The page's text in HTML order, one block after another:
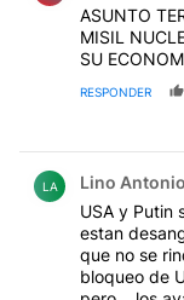
ASUNTO
MISIL
SU
RESPONDER
LA Lino
USA y Putin
estan
que no se
bloqueo de